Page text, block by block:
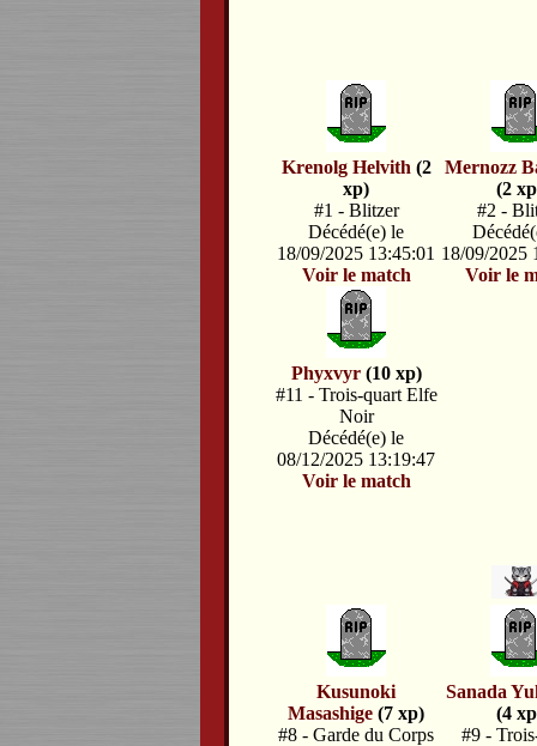
Krenolg Helvith (2
xp)
#1 - Blitzer
Décédé(e) le
18/09/2025 13:45:01
Voir le match
Mernozz
(2
#2 -
18/09/2025
Voir le
Phyxvyr(10 xp)
#11 - Trois-quart Elfe
Noir
Décédé(e) le
08/12/2025 13:19:47
Voir le match
Kusunoki
Masashige (7 xp)
#8 - Garde du Corps
Sanada
(4
#9 -